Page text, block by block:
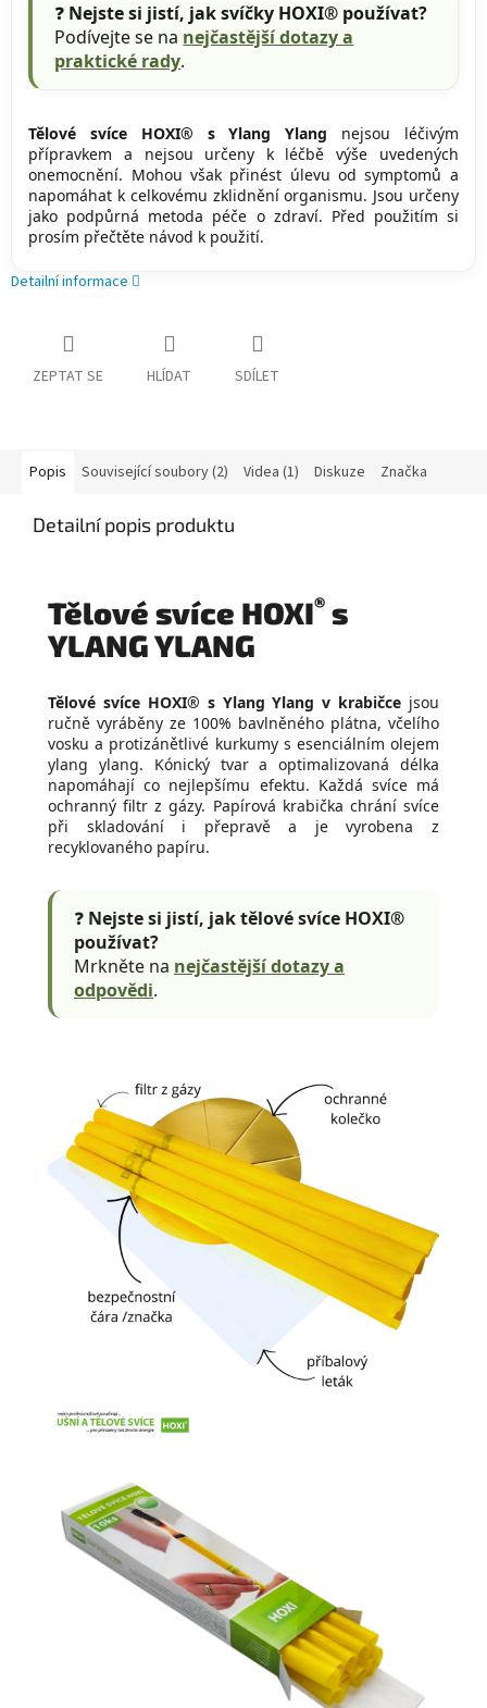
❓ Nejste si jistí, jak svíčky HOXI® používat?
Podívejte se na nejčastější dotazy a
praktické rady.
Tělové svíce HOXI® s Ylang Ylang nejsou léčivým
přípravkem a nejsou určeny k léčbě výše uvedených
onemocnění. Mohou však přinést úlevu od symptomů a
napomáhat k celkovému zklidnění organismu. Jsou určeny
jako podpůrná metoda péče o zdraví. Před použitím si
prosím přečtěte návod k použití.
Detailní informace
ZEPTAT SE HLÍDAT SDÍLET
Popis Související soubory (2) Videa (1) Diskuze Značka
Detailní popis produktu
Tělové svíce HOXI® s
YLANG YLANG
Tělové svíce HOXI® s Ylang Ylang v krabičce jsou
ručně vyráběny ze 100% bavlněného plátna, včelího
vosku a protizánětlivé kurkumy s esenciálním olejem
ylang ylang. Kónický tvar a optimalizovaná délka
napomáhají co nejlepšímu efektu. Každá svíce má
ochranný filtr z gázy. Papírová krabička chrání svíce
při skladování i přepravě a je vyrobena z
recyklovaného papíru.
❓ Nejste si jistí, jak tělové svíce HOXI®
používat?
Mrkněte na nejčastější dotazy a
odpovědi.